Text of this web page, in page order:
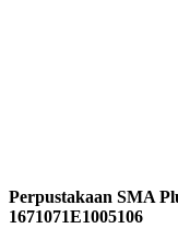
Perpustakaan SMA
1671071E1005106